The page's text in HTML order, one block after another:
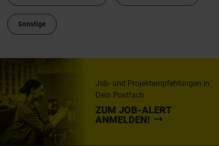
Sonstige
Job- und Projektempfehlungen in
Dein Postfach
ZUM JOB-ALERT
ANMELDEN!